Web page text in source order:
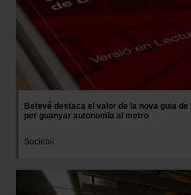
Betevé destaca el valor de la nova guia de
per guanyar autonomia al metro
Societat
Imatge